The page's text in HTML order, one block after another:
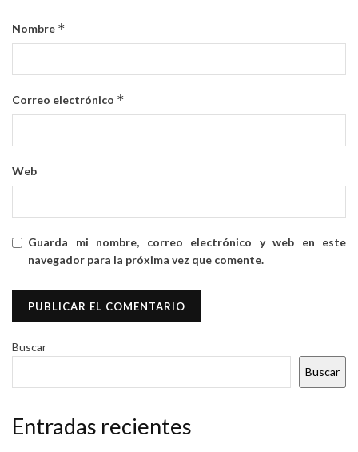
Nombre *
Correo electrónico *
Web
Guarda mi nombre, correo electrónico y web en este
navegador para la próxima vez que comente.
Buscar
Buscar
Entradas recientes